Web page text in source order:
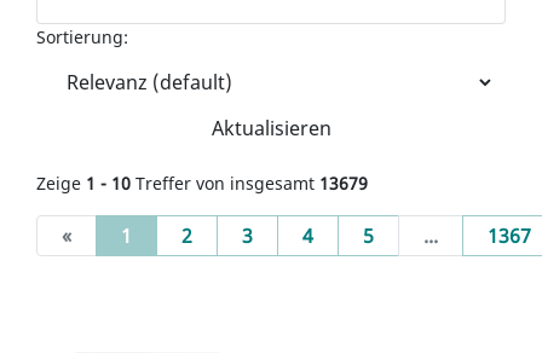
Sortierung:
Aktualisieren
Zeige 1 - 10 Treffer von insgesamt 13679
« 1 (current)
2 3 4 5 ... 1367